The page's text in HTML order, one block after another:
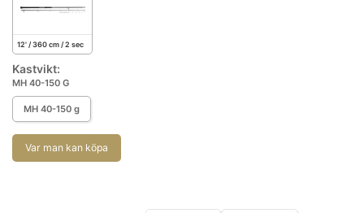
12' / 360 cm / 2 sec
Kastvikt:
MH 40-150 G
MH 40-150 g
Var man kan köpa